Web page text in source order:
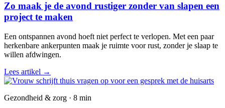
Zo maak je de avond rustiger zonder van slapen een
project te maken
Een ontspannen avond hoeft niet perfect te verlopen. Met een paar
herkenbare ankerpunten maak je ruimte voor rust, zonder je slaap te
willen afdwingen.
Lees artikel →
Gezondheid & zorg · 8 min